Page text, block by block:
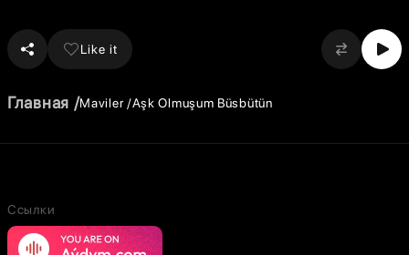
Like it
Главная Maviler Aşk Olmuşum Büsbütün
Ссылки